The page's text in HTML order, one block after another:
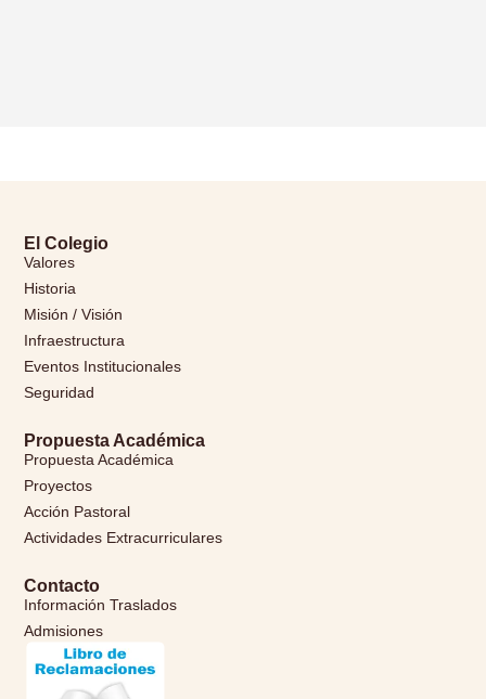
El Colegio
Valores
Historia
Misión / Visión
Infraestructura
Eventos Institucionales
Seguridad
Propuesta Académica
Propuesta Académica
Proyectos
Acción Pastoral
Actividades Extracurriculares
Contacto
Información Traslados
Admisiones